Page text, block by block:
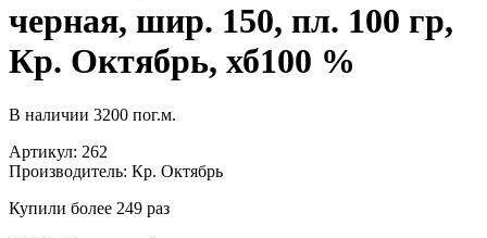
черная, шир. 150, пл. 100 гр,
Кр. Октябрь, хб100 %
В наличии 3200 пог.м.
Артикул: 262
Производитель: Кр. Октябрь
Купили более 249 раз